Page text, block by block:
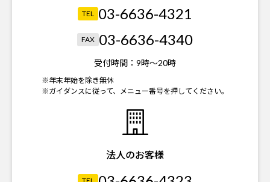
TEL 03-6636-4321
FAX 03-6636-4340
受付時間： 9時～20時
※年末年始を除き無休
※ガイダンスに従って、メニュー番号を押してください。
法人のお客様